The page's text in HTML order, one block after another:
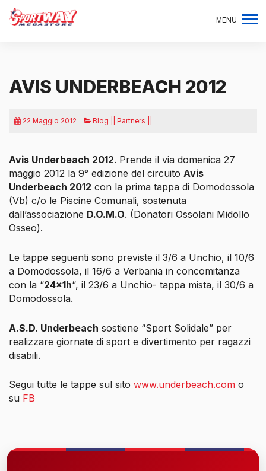
MENU
AVIS UNDERBEACH 2012
22 Maggio 2012 Blog || Partners ||
Avis Underbeach 2012. Prende il via domenica 27
maggio 2012 la 9° edizione del circuito Avis
Underbeach 2012 con la prima tappa di Domodossola
(Vb) c/o le Piscine Comunali, sostenuta
dall’associazione D.O.M.O. (Donatori Ossolani Midollo
Osseo).
Le tappe seguenti sono previste il 3/6 a Unchio, il 10/6
a Domodossola, il 16/6 a Verbania in concomitanza
con la “24x1h“, il 23/6 a Unchio- tappa mista, il 30/6 a
Domodossola.
A.S.D. Underbeach sostiene “Sport Solidale” per
realizzare giornate di sport e divertimento per ragazzi
disabili.
Segui tutte le tappe sul sito www.underbeach.com o
su FB